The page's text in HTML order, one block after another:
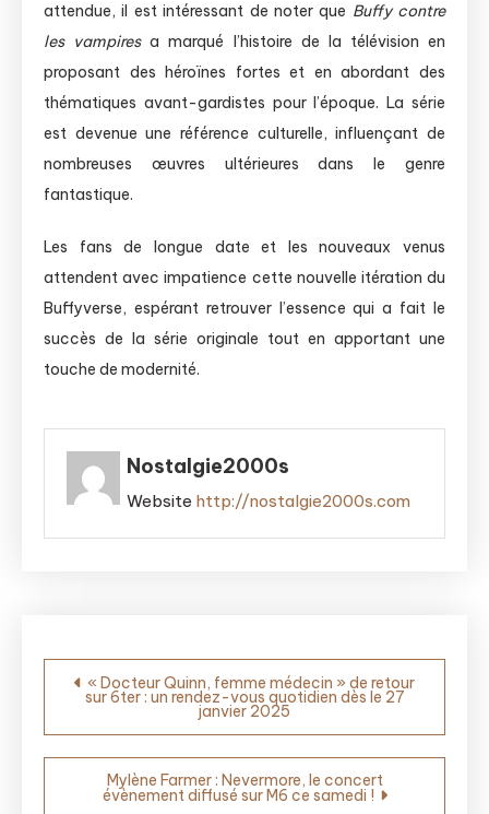
attendue, il est intéressant de noter que Buffy contre
les vampiresa marqué l’histoire de la télévision en
proposant des héroïnes fortes et en abordant des
thématiques avant-gardistes pour l’époque. La série
est devenue une référence culturelle, influençant de
nombreuses œuvres ultérieures dans le genre
fantastique.
Les fans de longue date et les nouveaux venus
attendent avec impatience cette nouvelle itération du
Buffyverse, espérant retrouver l’essence qui a fait le
succès de la série originale tout en apportant une
touche de modernité.
Nostalgie2000s
Website http://nostalgie2000s.com
Navigation
de
l’article
« Docteur Quinn, femme médecin » de retour
sur 6ter : un rendez-vous quotidien dès le 27
janvier 2025
Mylène Farmer : Nevermore, le concert
évènement diffusé sur M6 ce samedi !